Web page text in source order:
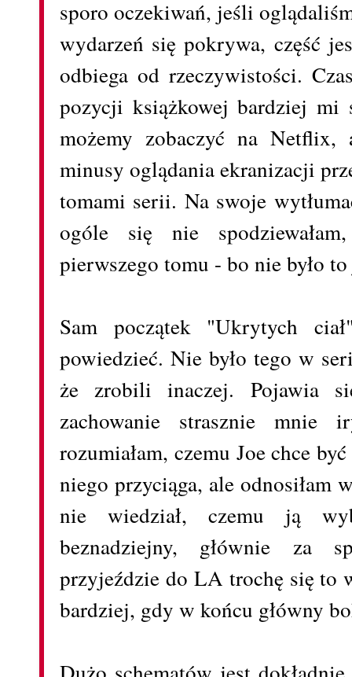
sporo oczekiwań, jeśli
wydarzeń się pokrywa, część
odbiega od rzeczywistości.
pozycji książkowej bardziej mi
możemy zobaczyć na Netflix,
minusy oglądania ekranizacji
tomami serii. Na swoje
ogóle się nie
pierwszego tomu - bo nie było
Sam początek "Ukrytych
powiedzieć. Nie było tego w
że zrobili inaczej. Pojawia
zachowanie strasznie mnie
rozumiałam, czemu Joe chce
niego przyciąga, ale odnosiłam
nie wiedział, czemu ją
beznadziejny, głównie za
przyjeździe do LA trochę się to
bardziej, gdy w końcu główny